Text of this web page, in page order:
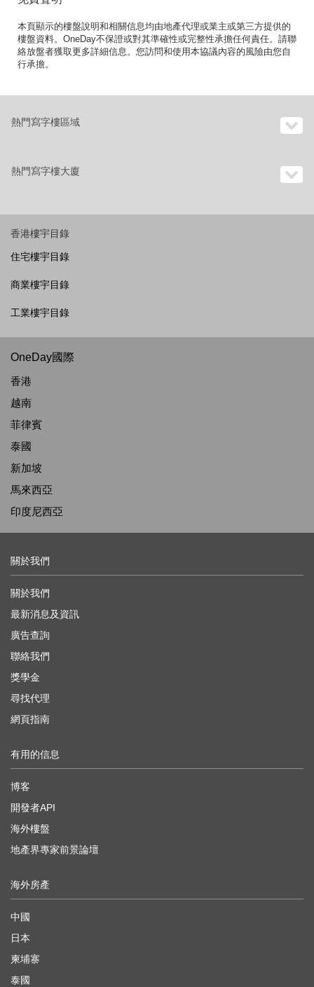
本頁顯示的樓盤說明和相關信息均由地產代理或業主或第三方提供的
樓盤資料。OneDay不保證或對其準確性或完整性承擔任何責任。請聯
絡放盤者獲取更多詳細信息。您訪問和使用本協議內容的風險由您自
行承擔。
熱門寫字樓區域
熱門寫字樓大廈
香港樓宇目錄
住宅樓宇目錄
商業樓宇目錄
工業樓宇目錄
OneDay國際
香港
越南
菲律賓
泰國
新加坡
馬來西亞
印度尼西亞
關於我們
關於我們
最新消息及資訊
廣告查詢
聯絡我們
獎學金
尋找代理
網頁指南
有用的信息
博客
開發者API
海外樓盤
地產界專家前景論壇
海外房產
中國
日本
柬埔寨
泰國